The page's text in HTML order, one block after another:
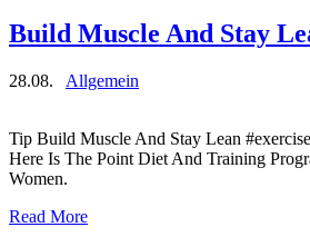
Build Muscle And Stay
28.08. Allgemein
Tip Build Muscle And Stay Lean
Here Is The Point Diet And Training
Women.
Read More